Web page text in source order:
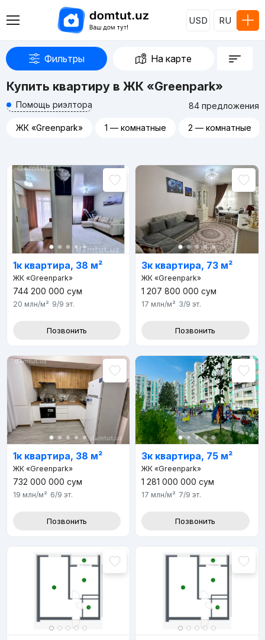
USD RU
Фильтры На карте
Купить квартиру в ЖК «Greenpark»
84 предложения
Помощь риэлтора
ЖК «Greenpark» 1 — комнатные 2 — комнатные
1к квартира, 38 м²
ЖК «Greenpark»
744 200 000 сум
20 млн/м² 9/9 эт.
Позвонить
3к квартира, 73 м²
ЖК «Greenpark»
1 207 800 000 сум
17 млн/м² 3/9 эт.
Позвонить
1к квартира, 38 м²
ЖК «Greenpark»
732 000 000 сум
19 млн/м² 6/9 эт.
Позвонить
3к квартира, 75 м²
ЖК «Greenpark»
1 281 000 000 сум
17 млн/м² 7/9 эт.
Позвонить